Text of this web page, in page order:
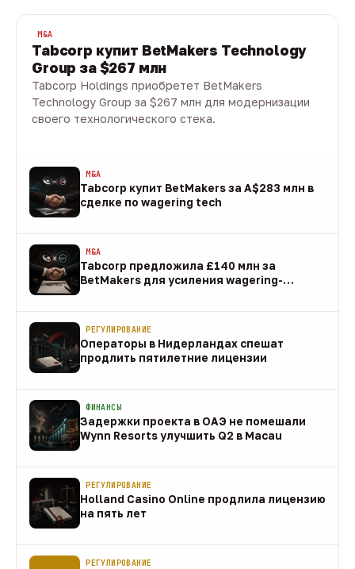
M&A
Tabcorp купит BetMakers Technology
Group за $267 млн
Tabcorp Holdings приобретет BetMakers
Technology Group за $267 млн для модернизации
своего технологического стека.
M&A
Tabcorp купит BetMakers за A$283 млн в
сделке по wagering tech
M&A
Tabcorp предложила £140 млн за
BetMakers для усиления wagering-
РЕГУЛИРОВАНИЕ
Операторы в Нидерландах спешат
продлить пятилетние лицензии
ФИНАНСЫ
Задержки проекта в ОАЭ не помешали
Wynn Resorts улучшить Q2 в Macau
РЕГУЛИРОВАНИЕ
Holland Casino Online продлила лицензию
на пять лет
РЕГУЛИРОВАНИЕ